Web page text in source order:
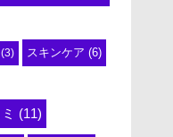
(3) スキンケア (6)
(11)